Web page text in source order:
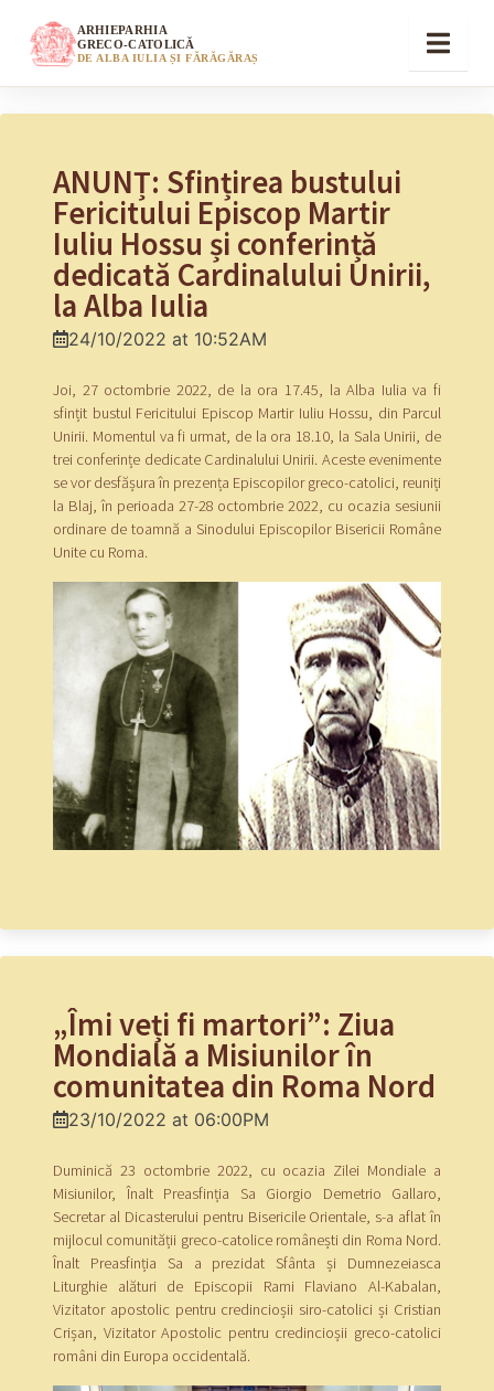
ARHIEPARHIA
GRECO-CATOLICĂ
DE ALBA IULIA ȘI FĂRĂGĂRAȘ
ANUNȚ: Sfințirea bustului
Fericitului Episcop Martir
Iuliu Hossu și conferință
dedicată Cardinalului Unirii,
la Alba Iulia
24/10/2022 at 10:52AM
Joi, 27 octombrie 2022, de la ora 17.45, la Alba Iulia va fi
sfințit bustul Fericitului Episcop Martir Iuliu Hossu, din Parcul
Unirii. Momentul va fi urmat, de la ora 18.10, la Sala Unirii, de
trei conferințe dedicate Cardinalului Unirii. Aceste evenimente
se vor desfășura în prezența Episcopilor greco-catolici, reuniți
la Blaj, în perioada 27-28 octombrie 2022, cu ocazia sesiunii
ordinare de toamnă a Sinodului Episcopilor Bisericii Române
Unite cu Roma.
„Îmi veți fi martori”: Ziua
Mondială a Misiunilor în
comunitatea din Roma Nord
23/10/2022 at 06:00PM
Duminică 23 octombrie 2022, cu ocazia Zilei Mondiale a
Misiunilor, Înalt Preasfinția Sa Giorgio Demetrio Gallaro,
Secretar al Dicasterului pentru Bisericile Orientale, s-a aflat în
mijlocul comunității greco-catolice românești din Roma Nord.
Înalt Preasfinția Sa a prezidat Sfânta și Dumnezeiasca
Liturghie alături de Episcopii Rami Flaviano Al-Kabalan,
Vizitator apostolic pentru credincioșii siro-catolici și Cristian
Crișan, Vizitator Apostolic pentru credincioșii greco-catolici
români din Europa occidentală.